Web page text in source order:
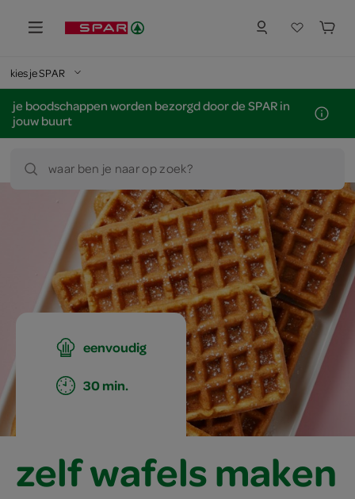
kies je SPAR
je boodschappen worden bezorgd door de SPAR in
jouw buurt
waar ben je naar op zoek?
eenvoudig
30 min.
zelf wafels maken